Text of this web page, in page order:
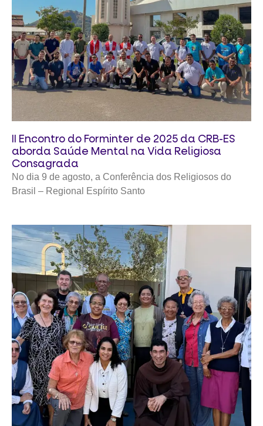
II Encontro do Forminter de 2025 da CRB-ES
aborda Saúde Mental na Vida Religiosa
Consagrada
No dia 9 de agosto, a Conferência dos Religiosos do
Brasil – Regional Espírito Santo